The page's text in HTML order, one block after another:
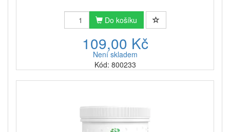
Do košíku
109,00 Kč
Není skladem
Kód: 800233